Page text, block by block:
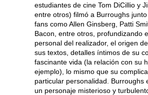
estudiantes de cine Tom DiCillio y
entre otros) filmó a Burroughs
fans como Allen Ginsberg, Patti
Bacon, entre otros, profundizando
personal del realizador, el origen
sus textos, detalles íntimos de su
fascinante vida (la relación con su
ejemplo), lo mismo que su
particular personalidad. Burroughs
un personaje misterioso y